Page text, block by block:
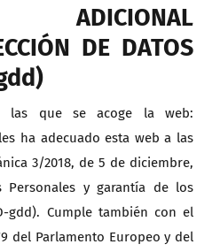
ADICIONAL
DE DATOS
las que se acoge la web:
ha adecuado esta web a las
3/2018, de 5 de diciembre,
Personales y garantía de los
gdd). Cumple también con el
del Parlamento Europeo y del